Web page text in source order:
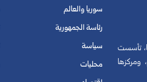
تأسست
ومركزها
سوريا والعالم
رئاسة الجمهورية
سياسة
محليات